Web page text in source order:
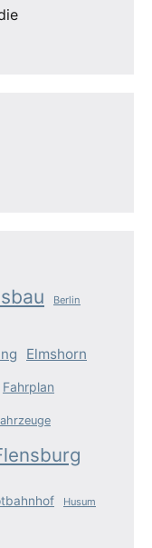
Berlin
Elmshorn
Fahrplan
Husum